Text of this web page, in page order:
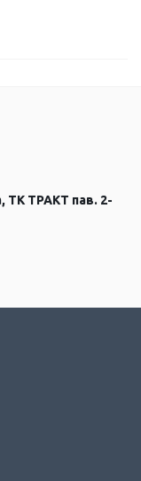
ТК ТРАКТ пав. 2-